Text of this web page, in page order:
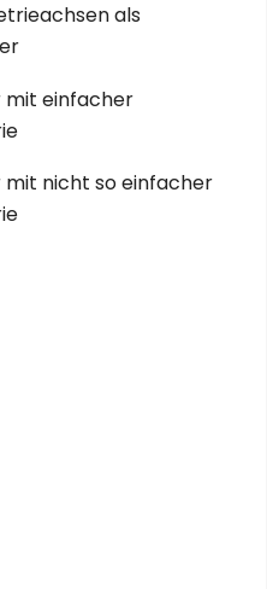
als
mit einfacher
mit nicht so einfacher